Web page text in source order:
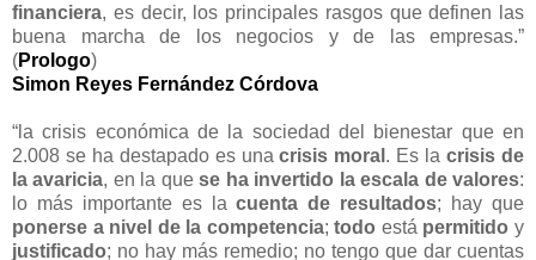
financiera, es decir, los principales rasgos que definen las
buena marcha de los negocios y de las empresas.”
(Prologo)
Simon Reyes Fernández Córdova
“la crisis económica de la sociedad del bienestar que en
2.008 se ha destapado es unacrisis moral . Es lacrisis de
la avaricia, en la quese ha invertido la escala de valores:
lo más importante es lacuenta de resultados; hay que
ponerse a nivel de la competencia;todo está permitido y
justificado; no hay más remedio; no tengo que dar cuentas